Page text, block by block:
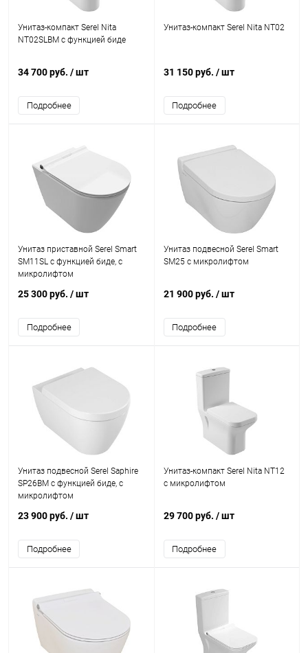
Унитаз-компакт Serel Nita
NT02SLBM c функцией биде
34 700 руб. / шт
Подробнее
Унитаз-компакт Serel Nita NT02
31 150 руб. / шт
Подробнее
Унитаз приставной Serel Smart
SM11SL с функцией биде, с
микролифтом
25 300 руб. / шт
Подробнее
Унитаз подвесной Serel Smart
SM25 с микролифтом
21 900 руб. / шт
Подробнее
Унитаз подвесной Serel Saphire
SP26BM с функцией биде, с
микролифтом
23 900 руб. / шт
Подробнее
Унитаз-компакт Serel Nita NT12
с микролифтом
29 700 руб. / шт
Подробнее